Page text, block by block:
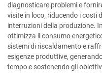
diagnosticare problemi e
visite in loco, riducendo i costi
interruzioni della produzione.
ottimizza il consumo
sistemi di riscaldamento e
esigenze produttive,
tempo e sostenendo gli